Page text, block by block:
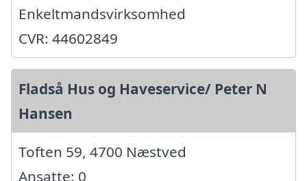
Enkeltmandsvirksomhed
CVR: 44602849
Fladså Hus og Haveservice/ Peter N
Hansen
Toften 59, 4700 Næstved
Ansatte: 0